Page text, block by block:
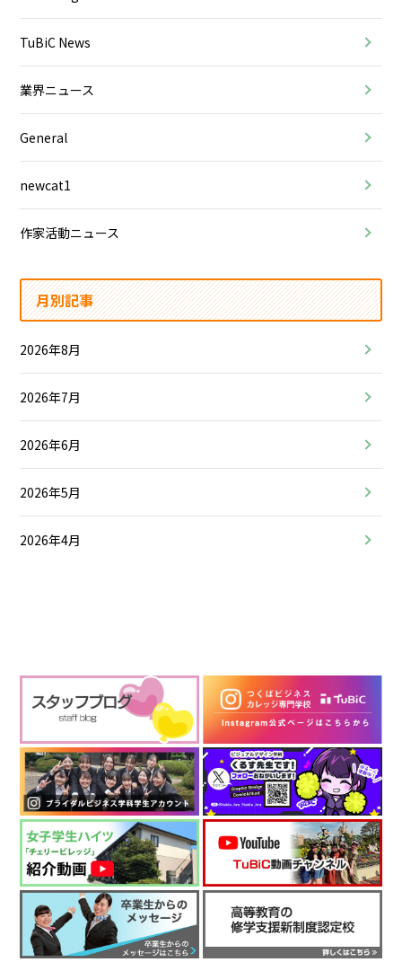
TuBiC News
業界ニュース
General
newcat1
作家活動ニュース
月別記事
2026年8月
2026年7月
2026年6月
2026年5月
2026年4月